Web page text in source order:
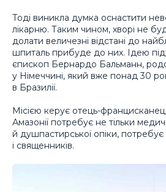
Тоді виникла думка оснастити
лікарню. Таким чином, хворі не
долати величезні відстані до
шпиталь прибуде до них. Ідею
єпископ Бернардо Бальманн,
у Німеччині, який вже понад 30
в Бразилії.
Місією керує отець-
Амазонії потребує не тільки
й душпастирської опіки, потребує і
і священників.